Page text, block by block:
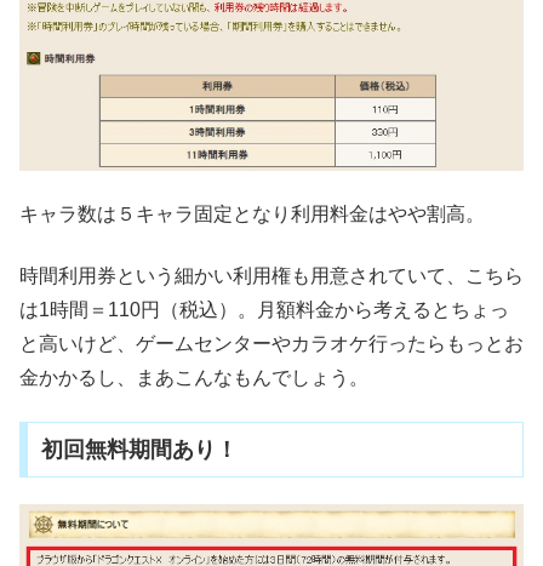
キャラ数は５キャラ固定となり利用料金はやや割高。
時間利用券という細かい利用権も用意されていて、こちら
は1時間＝110円（税込）。月額料金から考えるとちょっ
と高いけど、ゲームセンターやカラオケ行ったらもっとお
金かかるし、まあこんなもんでしょう。
初回無料期間あり！